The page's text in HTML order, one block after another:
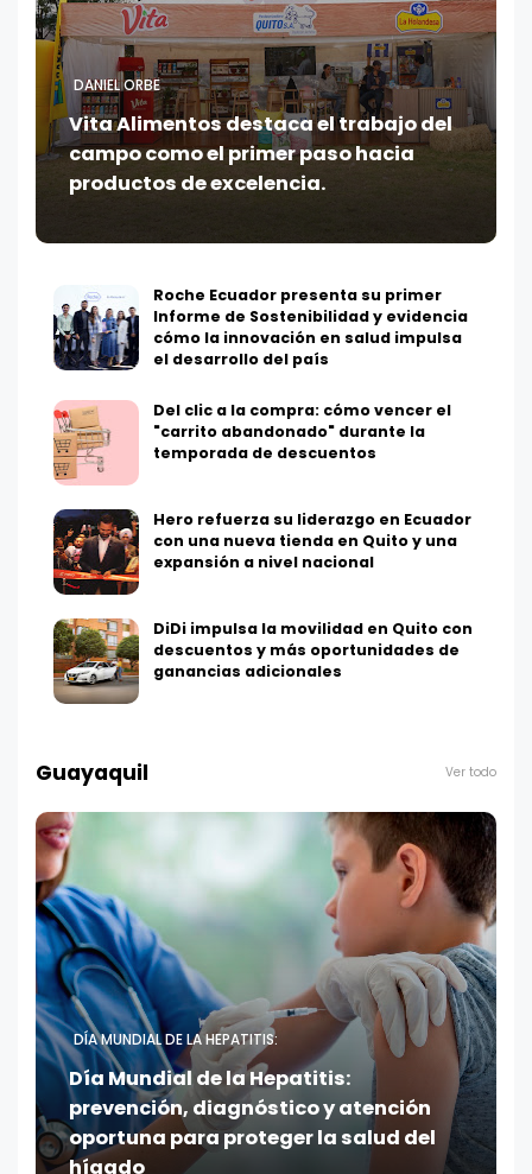
DANIEL ORBE
Vita Alimentos destaca el trabajo del
campo como el primer paso hacia
productos de excelencia.
Roche Ecuador presenta su primer
Informe de Sostenibilidad y evidencia
cómo la innovación en salud impulsa
el desarrollo del país
Del clic a la compra: cómo vencer el
"carrito abandonado" durante la
temporada de descuentos
Hero refuerza su liderazgo en Ecuador
con una nueva tienda en Quito y una
expansión a nivel nacional
DiDi impulsa la movilidad en Quito con
descuentos y más oportunidades de
ganancias adicionales
Guayaquil Ver todo
DÍA MUNDIAL DE LA HEPATITIS:
Día Mundial de la Hepatitis:
prevención, diagnóstico y atención
oportuna para proteger la salud del
hígado